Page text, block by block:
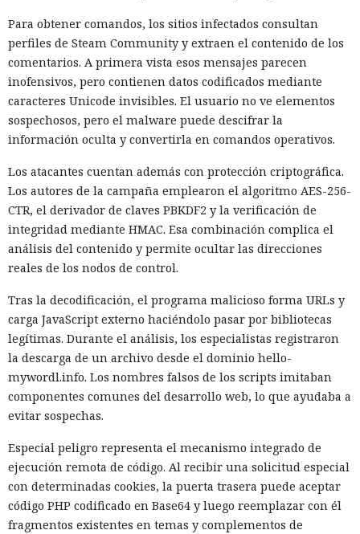
Para obtener comandos, los sitios infectados consultan
perfiles de Steam Community y extraen el contenido de los
comentarios. A primera vista esos mensajes parecen
inofensivos, pero contienen datos codificados mediante
caracteres Unicode invisibles. El usuario no ve elementos
sospechosos, pero el malware puede descifrar la
información oculta y convertirla en comandos operativos.
Los atacantes cuentan además con protección criptográfica.
Los autores de la campaña emplearon el algoritmo AES-256-
CTR, el derivador de claves PBKDF2 y la verificación de
integridad mediante HMAC. Esa combinación complica el
análisis del contenido y permite ocultar las direcciones
reales de los nodos de control.
Tras la decodificación, el programa malicioso forma URLs y
carga JavaScript externo haciéndolo pasar por bibliotecas
legítimas. Durante el análisis, los especialistas registraron
la descarga de un archivo desde el dominio hello-
mywordl.info. Los nombres falsos de los scripts imitaban
componentes comunes del desarrollo web, lo que ayudaba a
evitar sospechas.
Especial peligro representa el mecanismo integrado de
ejecución remota de código. Al recibir una solicitud especial
con determinadas cookies, la puerta trasera puede aceptar
código PHP codificado en Base64 y luego reemplazar con él
fragmentos existentes en temas y complementos de